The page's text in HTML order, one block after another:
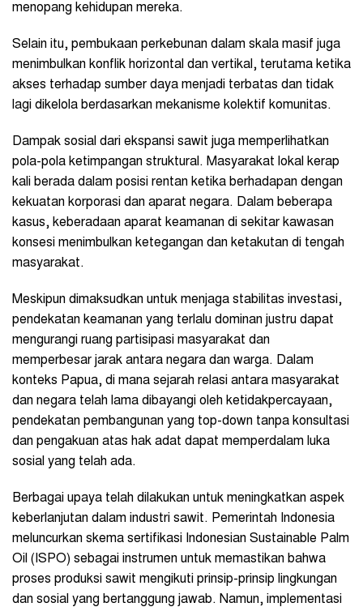
menopang kehidupan mereka.
Selain itu, pembukaan perkebunan dalam skala masif juga
menimbulkan konflik horizontal dan vertikal, terutama ketika
akses terhadap sumber daya menjadi terbatas dan tidak
lagi dikelola berdasarkan mekanisme kolektif komunitas.
Dampak sosial dari ekspansi sawit juga memperlihatkan
pola-pola ketimpangan struktural. Masyarakat lokal kerap
kali berada dalam posisi rentan ketika berhadapan dengan
kekuatan korporasi dan aparat negara. Dalam beberapa
kasus, keberadaan aparat keamanan di sekitar kawasan
konsesi menimbulkan ketegangan dan ketakutan di tengah
masyarakat.
Meskipun dimaksudkan untuk menjaga stabilitas investasi,
pendekatan keamanan yang terlalu dominan justru dapat
mengurangi ruang partisipasi masyarakat dan
memperbesar jarak antara negara dan warga. Dalam
konteks Papua, di mana sejarah relasi antara masyarakat
dan negara telah lama dibayangi oleh ketidakpercayaan,
pendekatan pembangunan yang top-down tanpa konsultasi
dan pengakuan atas hak adat dapat memperdalam luka
sosial yang telah ada.
Berbagai upaya telah dilakukan untuk meningkatkan aspek
keberlanjutan dalam industri sawit. Pemerintah Indonesia
meluncurkan skema sertifikasi Indonesian Sustainable Palm
Oil (ISPO) sebagai instrumen untuk memastikan bahwa
proses produksi sawit mengikuti prinsip-prinsip lingkungan
dan sosial yang bertanggung jawab. Namun, implementasi